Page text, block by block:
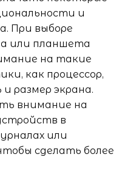
и
При выборе
или планшета
на такие
как процессор,
размер экрана.
внимание на
в
или
сделать более